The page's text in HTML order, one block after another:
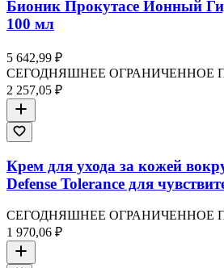
Бионик Прокутасе Ионный
100 мл
5 642,99 ₽
СЕГОДНЯШНЕЕ ОГРАНИЧЕННОЕ
2 257,05 ₽
Крем для ухода за кожей
Defense Tolerance для
СЕГОДНЯШНЕЕ ОГРАНИЧЕННОЕ
1 970,06 ₽